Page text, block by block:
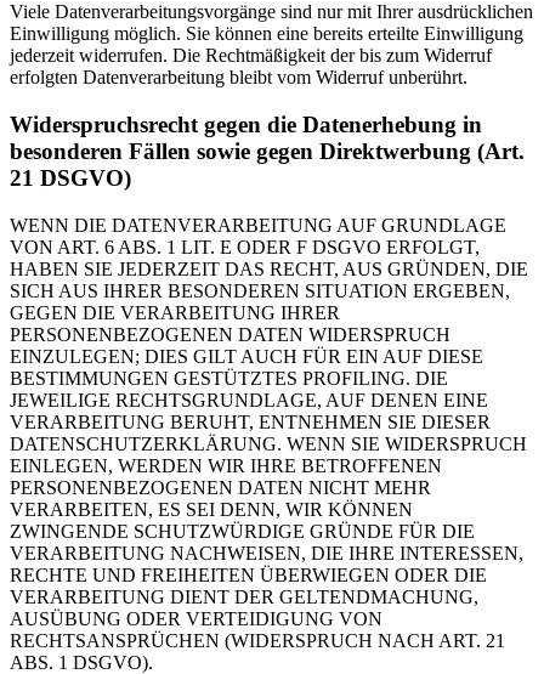
Viele Datenverarbeitungsvorgänge sind nur mit Ihrer ausdrücklichen
Einwilligung möglich. Sie können eine bereits erteilte Einwilligung
jederzeit widerrufen. Die Rechtmäßigkeit der bis zum Widerruf
erfolgten Datenverarbeitung bleibt vom Widerruf unberührt.
Widerspruchsrecht gegen die Datenerhebung in
besonderen Fällen sowie gegen Direktwerbung (Art.
21 DSGVO)
WENN DIE DATENVERARBEITUNG AUF GRUNDLAGE
VON ART. 6 ABS. 1 LIT. E ODER F DSGVO ERFOLGT,
HABEN SIE JEDERZEIT DAS RECHT, AUS GRÜNDEN, DIE
SICH AUS IHRER BESONDEREN SITUATION ERGEBEN,
GEGEN DIE VERARBEITUNG IHRER
PERSONENBEZOGENEN DATEN WIDERSPRUCH
EINZULEGEN; DIES GILT AUCH FÜR EIN AUF DIESE
BESTIMMUNGEN GESTÜTZTES PROFILING. DIE
JEWEILIGE RECHTSGRUNDLAGE, AUF DENEN EINE
VERARBEITUNG BERUHT, ENTNEHMEN SIE DIESER
DATENSCHUTZERKLÄRUNG. WENN SIE WIDERSPRUCH
EINLEGEN, WERDEN WIR IHRE BETROFFENEN
PERSONENBEZOGENEN DATEN NICHT MEHR
VERARBEITEN, ES SEI DENN, WIR KÖNNEN
ZWINGENDE SCHUTZWÜRDIGE GRÜNDE FÜR DIE
VERARBEITUNG NACHWEISEN, DIE IHRE INTERESSEN,
RECHTE UND FREIHEITEN ÜBERWIEGEN ODER DIE
VERARBEITUNG DIENT DER GELTENDMACHUNG,
AUSÜBUNG ODER VERTEIDIGUNG VON
RECHTSANSPRÜCHEN (WIDERSPRUCH NACH ART. 21
ABS. 1 DSGVO).